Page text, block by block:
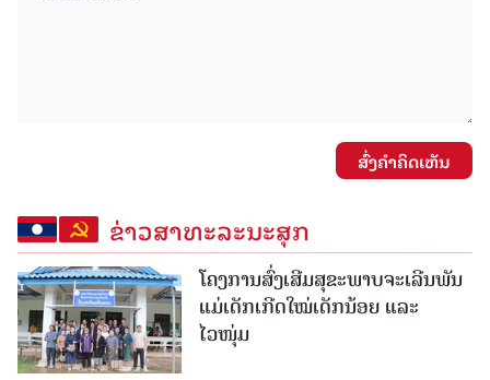
ສົ່ງຄໍາຄິດເຫັນ
ຂ່າວສາທະລະນະສຸກ
ໂຄງການສົ່ງເສີມສຸຂະພາບຈະເລີນພັນ
ແມ່ເດັກເກີດໃໝ່ເດັກນ້ອຍ ແລະ
ໄວໜຸ່ມ